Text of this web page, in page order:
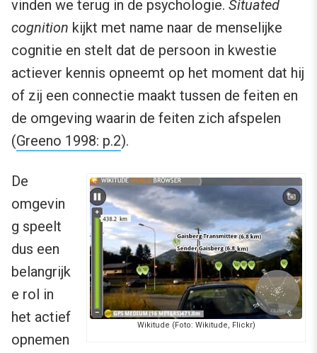
vinden we terug in de psychologie. Situated
cognition kijkt met name naar de menselijke
cognitie en stelt dat de persoon in kwestie
actiever kennis opneemt op het moment dat hij
of zij een connectie maakt tussen de feiten en
de omgeving waarin de feiten zich afspelen
(Greeno 1998: p.2).
Wikitude (Foto: Wikitude, Flickr)
De
omgevin
g speelt
dus een
belangrijk
e rol in
het actief
opnemen